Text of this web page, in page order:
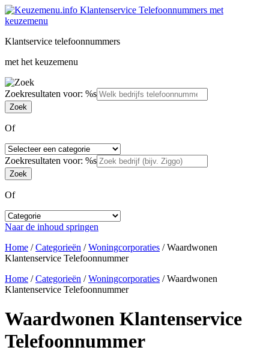
Klantservice telefoonnummers
met het keuzemenu
Zoekresultaten voor: %s
Of
Zoekresultaten voor: %s
Of
Naar de inhoud springen
Home /Categorieën /Woningcorporaties /Waardwonen
Klantenservice Telefoonnummer
Home /Categorieën /Woningcorporaties /Waardwonen
Klantenservice Telefoonnummer
Waardwonen Klantenservice
Telefoonnummer